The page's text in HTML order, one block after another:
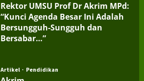
Rektor UMSU Prof Dr Akrim MPd:
“Kunci Agenda Besar Ini Adalah
Bersungguh-Sungguh dan
Bersabar…”
Artikel Pendidikan